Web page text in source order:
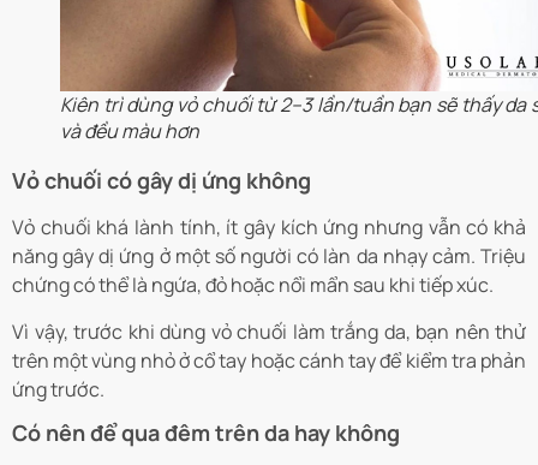
Kiên trì dùng vỏ chuối từ 2–3 lần/tuần bạn sẽ thấy da
và đều màu hơn
Vỏ chuối có gây dị ứng không
Vỏ chuối khá lành tính, ít gây kích ứng nhưng vẫn có khả
năng gây dị ứng ở một số người có làn da nhạy cảm. Triệu
chứng có thể là ngứa, đỏ hoặc nổi mẩn sau khi tiếp xúc.
Vì vậy, trước khi dùng vỏ chuối làm trắng da, bạn nên thử
trên một vùng nhỏ ở cổ tay hoặc cánh tay để kiểm tra phản
ứng trước.
Có nên để qua đêm trên da hay không